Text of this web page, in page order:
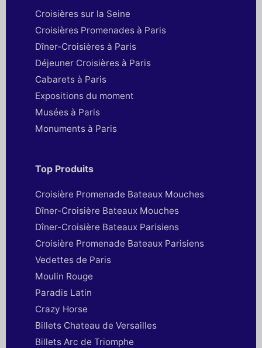
Croisières sur la Seine
Croisières Promenades à Paris
Dîner-Croisières à Paris
Déjeuner Croisières à Paris
Cabarets à Paris
Expositions du moment
Musées à Paris
Monuments à Paris
Top Produits
Croisière Promenade Bateaux Mouches
Dîner-Croisière Bateaux Mouches
Dîner-Croisière Bateaux Parisiens
Croisière Promenade Bateaux Parisiens
Vedettes de Paris
Moulin Rouge
Paradis Latin
Crazy Horse
Billets Chateau de Versailles
Billets Arc de Triomphe